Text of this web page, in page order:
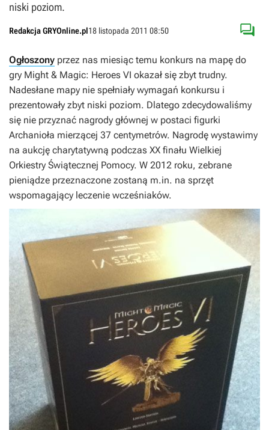
niski poziom.
Redakcja GRYOnline.pl18 listopada 2011 08:50 
Ogłoszony przez nas miesiąc temu konkurs na mapę do
gry Might & Magic: Heroes VI okazał się zbyt trudny.
Nadesłane mapy nie spełniały wymagań konkursu i
prezentowały zbyt niski poziom. Dlatego zdecydowaliśmy
się nie przyznać nagrody głównej w postaci figurki
Archanioła mierzącej 37 centymetrów. Nagrodę wystawimy
na aukcję charytatywną podczas XX finału Wielkiej
Orkiestry Świątecznej Pomocy. W 2012 roku, zebrane
pieniądze przeznaczone zostaną m.in. na sprzęt
wspomagający leczenie wcześniaków.